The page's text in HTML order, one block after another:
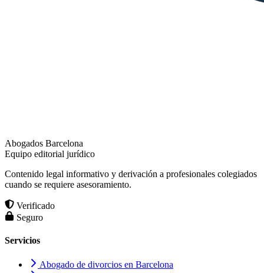
Abogados Barcelona
Equipo editorial jurídico
Contenido legal informativo y derivación a profesionales colegiados
cuando se requiere asesoramiento.
Verificado
Seguro
Servicios
Abogado de divorcios en Barcelona